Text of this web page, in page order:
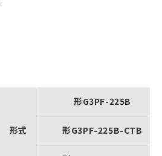
形式
形G3PF-225B
形G3PF-225B-CTB